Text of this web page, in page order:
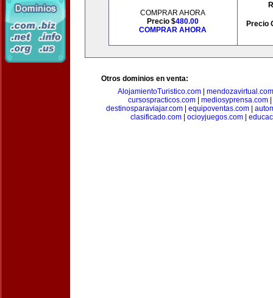
COMPRAR AHORA
Precio $480.00
COMPRAR AHORA
Precio
Otros dominios en venta:
AlojamientoTuristico.com
mendozavirtual.com
cursospracticos.com| mediosyprensa.com|
destinosparaviajar.com
equipoventas.com
clasificado.com
ocioyjuegos.com